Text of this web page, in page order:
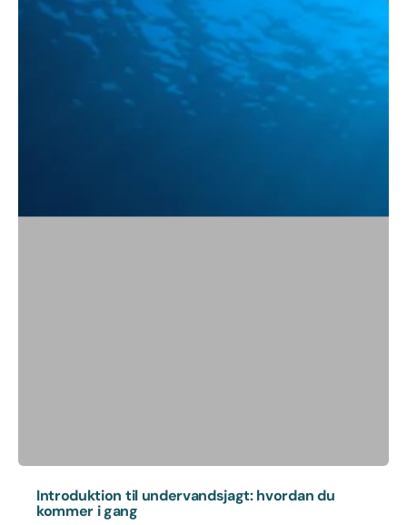
Introduktion til undervandsjagt: hvordan du
kommer i gang